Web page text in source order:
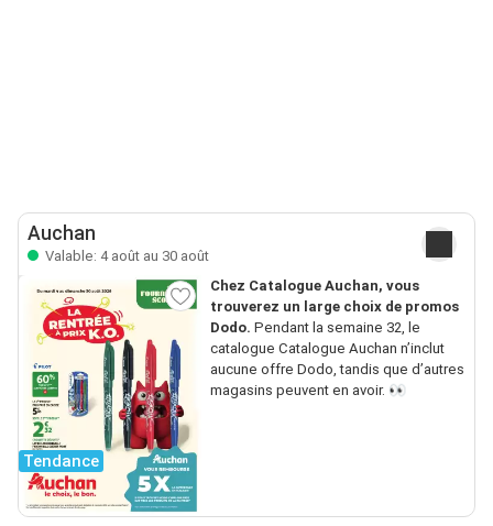
Auchan
Valable: 4 août au 30 août
Tendance
Chez Catalogue Auchan, vous
trouverez un large choix de promos
Dodo. Pendant la semaine 32, le
catalogue Catalogue Auchan n’inclut
aucune offre Dodo, tandis que d’autres
magasins peuvent en avoir. 👀